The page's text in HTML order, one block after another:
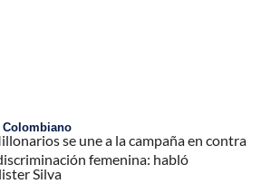
Colombiano
se une a la campaña en contra
femenina: habló
Silva